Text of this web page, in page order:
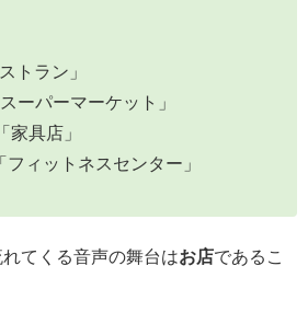
トラン」
ーパーマーケット」
家具店」
ィットネスセンター」
てくる音声の舞台はお店であるこ